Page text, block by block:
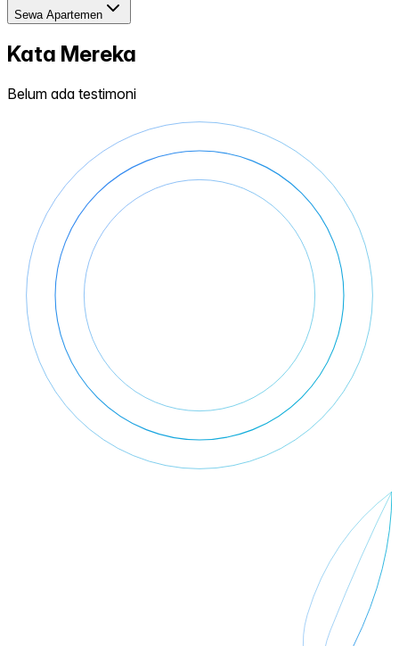
Sewa Apartemen
Kata Mereka
Belum ada testimoni